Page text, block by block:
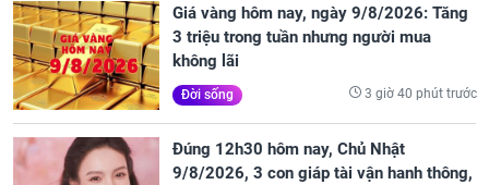
Giá vàng hôm nay, ngày 9/8/2026: Tăng
3 triệu trong tuần nhưng người mua
không lãi
Đời sống 3 giờ 40 phút trước
Đúng 12h30 hôm nay, Chủ Nhật
9/8/2026, 3 con giáp tài vận hanh thông,